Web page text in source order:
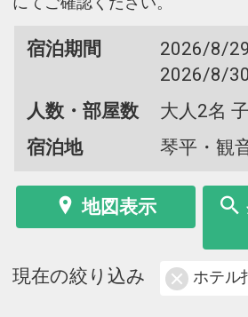
宿泊期間
2026/8/
2026/8/30
人数・部屋数
大人2名
宿泊地
琴平・観
地図表示
現在の絞り込み ホテル